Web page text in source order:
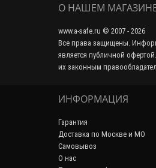
О НАШЕМ
www.a-safe.ru © 2007 - 2026
Все права защищены.
является публичной
их законным
ИНФОРМАЦИЯ
Гарантия
Доставка по Москве и МО
Самовывоз
О нас